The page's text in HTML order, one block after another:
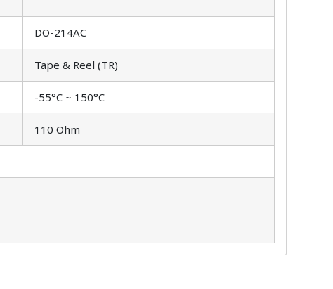
DO-214AC
Tape & Reel (TR)
-55°C ~ 150°C
110 Ohm